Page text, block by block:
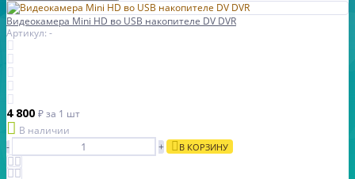
Видеокамера Mini HD во USB накопителе DV DVR
Артикул: -
4 800 ₽за 1 шт
В наличии
-
+ В КОРЗИНУ